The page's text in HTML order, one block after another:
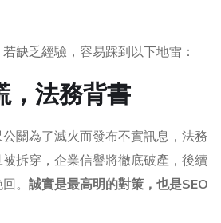
缺乏經驗，容易踩到以下地雷：
，法務背書
關為了滅火而發布不實訊息，法務
拆穿，企業信譽將徹底破產，後續
。 誠實是最高明的對策，也是SEO